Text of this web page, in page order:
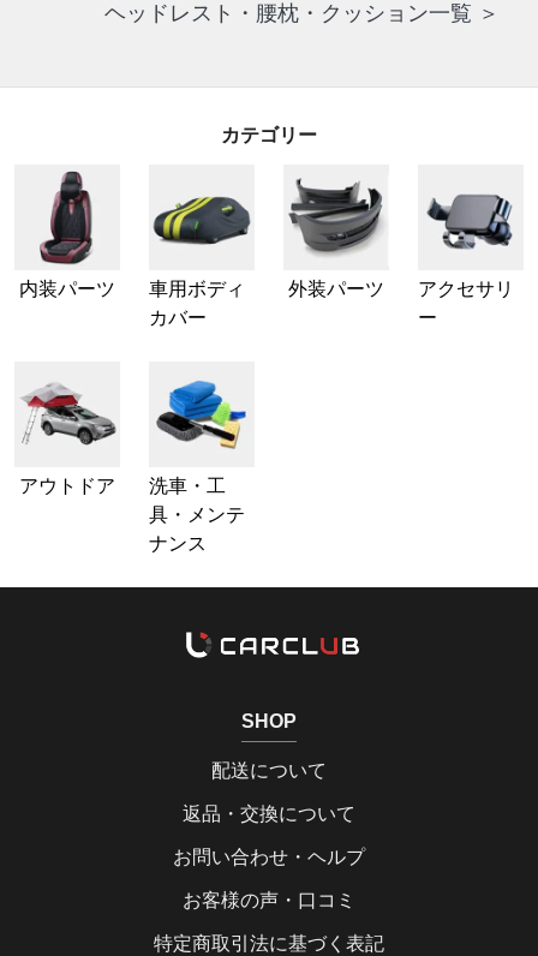
ヘッドレスト・腰枕・クッション一覧 ＞
カテゴリー
内装パーツ
車用ボディ
カバー
外装パーツ
アクセサリ
ー
アウトドア
洗車・工
具・メンテ
ナンス
SHOP
配送について
返品・交換について
お問い合わせ・ヘルプ
お客様の声・口コミ
特定商取引法に基づく表記